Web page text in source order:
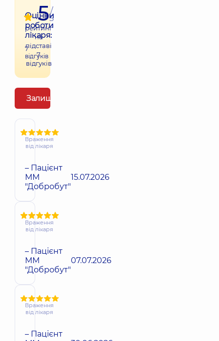
Оцінки
роботи
лікаря:
7
відгуків
5/
5
рейтинг
на
підставі
7
відгуків
Залишити відгук
Враження
від лікаря
– Пацієнт
ММ
"Добробут"
15.07.2026
Враження
від лікаря
– Пацієнт
ММ
"Добробут"
07.07.2026
Враження
від лікаря
– Пацієнт